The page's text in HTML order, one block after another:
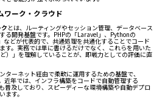
ワーク・クラウド
とは、ルーティングやセッション管理、データベース
る開発基盤です。PHPの「Laravel」、Pythonの
などが代表的で、共通処理を共通化することでコード
す。実務では単に書けるだけでなく、これらを用いた
）」を理解していることが、即戦力としての評価に直
ターネット経由で柔軟に運用するための基盤で、
近年では、インフラ構築をコードで自動管理する
普及しており、スピーディーな環境構築や自動デプロ
ます。